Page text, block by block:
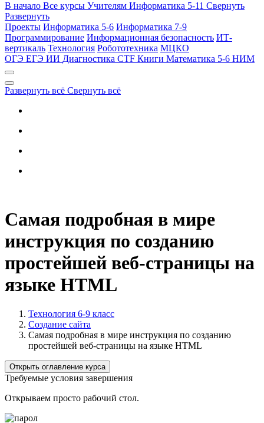
В начало Все курсы Учителям Информатика 5-11 Свернуть
Развернуть
Проекты Информатика 5-6 Информатика 7-9
Программирование Информационная безопасность ИТ-
вертикаль Технология Робототехника МЦКО
ОГЭ ЕГЭ ИИ Диагностика CTF Книги Математика 5-6 НИМ
Развернуть всё Свернуть всё
Самая подробная в мире
инструкция по созданию
простейшей веб-страницы на
языке HTML
Технология 6-9 класс
Создание сайта
Самая подробная в мире инструкция по созданию
простейшей веб-страницы на языке HTML
Открыть оглавление курса
Требуемые условия завершения
Открываем просто рабочий стол.